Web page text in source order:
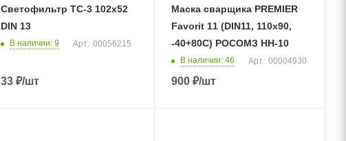
Светофильтр ТС-3 102х52
DIN 13
В наличии: 9 Арт.: 00056215
33₽/шт
Маска сварщика PREMIER
Favorit 11 (DIN11, 110х90,
-40+80С) РОСОМЗ НН-10
В наличии: 46 Арт.: 00004930
900₽/шт